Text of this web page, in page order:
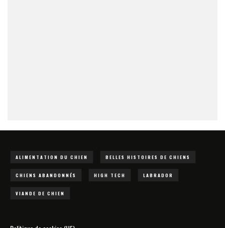
ALIMENTATION DU CHIEN BELLES HISTOIRES DE CHIENS
CHIENS ABANDONNÉS HIGH TECH LABRADOR
VIANDE DE CHIEN